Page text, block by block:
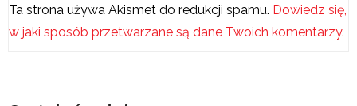
Ta strona używa Akismet do redukcji spamu. Dowiedz się,
w jaki sposób przetwarzane są dane Twoich komentarzy.